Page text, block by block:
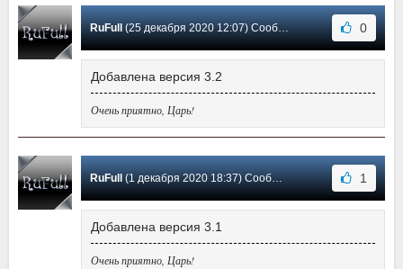
RuFull (25 декабря 2020 12:07) Сообщение #8 0
Добавлена версия 3.2
Очень приятно, Царь!
RuFull (1 декабря 2020 18:37) Сообщение #7 1
Добавлена версия 3.1
Очень приятно, Царь!